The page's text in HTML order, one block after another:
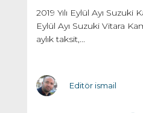
2019 Yılı Eylül Ayı Suzuki
Eylül Ayı Suzuki Vitara
aylık taksit,...
Editör ismail